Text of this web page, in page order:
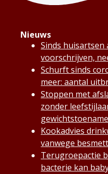
Nieuws
Sinds huisartsen
voorschrijven,
Schurft sinds
meer: aantal
Stoppen met
zonder
gewichtstoename
Kookadvies
vanwege
Terugroepactie
bacterie kan